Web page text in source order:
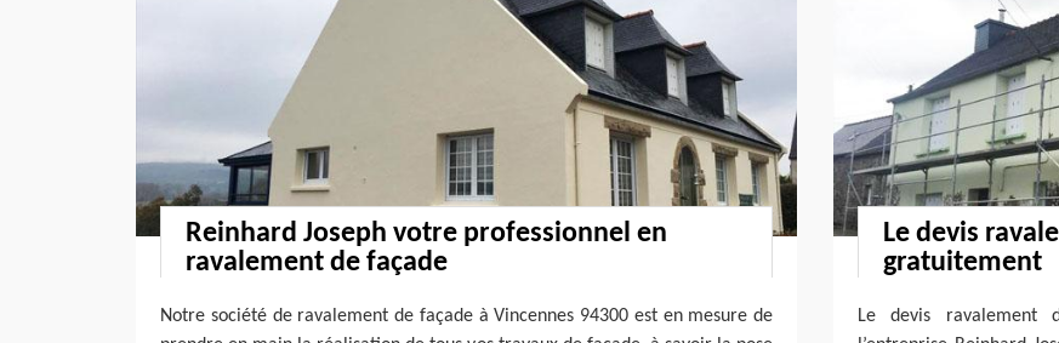
Reinhard Joseph votre professionnel en
ravalement de façade
Notre société de ravalement de façade à Vincennes 94300 est en mesure de
Le devis
gratuitement
Le devis ravalement